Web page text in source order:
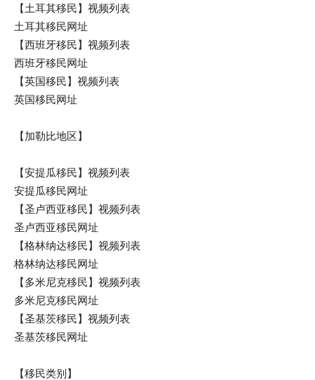
【土耳其移民】视频列表
土耳其移民网址
【西班牙移民】视频列表
西班牙移民网址
【英国移民】视频列表
英国移民网址
【加勒比地区】
【安提瓜移民】视频列表
安提瓜移民网址
【圣卢西亚移民】视频列表
圣卢西亚移民网址
【格林纳达移民】视频列表
格林纳达移民网址
【多米尼克移民】视频列表
多米尼克移民网址
【圣基茨移民】视频列表
圣基茨移民网址
【移民类别】